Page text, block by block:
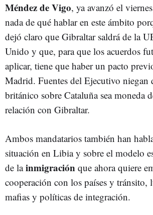
Méndez de Vigo, ya avanzó el
nada de qué hablar en este ámbito
dejó claro que Gibraltar saldrá de la
Unido y que, para que los acuerdos
aplicar, tiene que haber un pacto
Madrid. Fuentes del Ejecutivo niegan
británico sobre Cataluña sea moneda
relación con Gibraltar.
Ambos mandatarios también han
situación en Libia y sobre el modelo
de lainmigración que ahora quiere
cooperación con los países y tránsito,
mafias y políticas de integración.